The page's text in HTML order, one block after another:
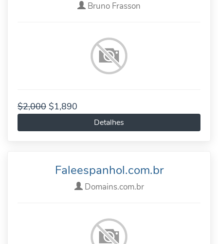
Bruno Frasson
$2,000 $1,890
Detalhes
Faleespanhol.com.br
Domains.com.br